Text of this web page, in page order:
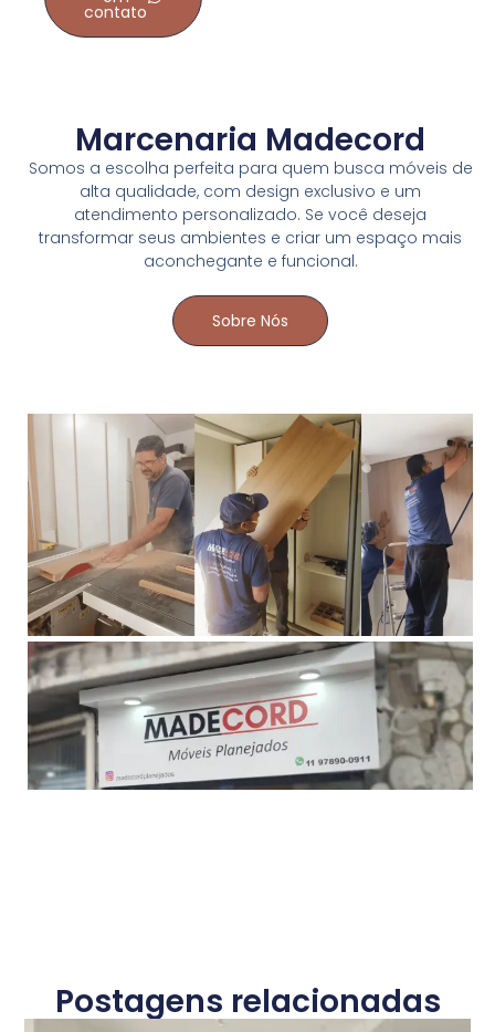
contato
Marcenaria Madecord
Somos a escolha perfeita para quem busca móveis de
alta qualidade, com design exclusivo e um
atendimento personalizado. Se você deseja
transformar seus ambientes e criar um espaço mais
aconchegante e funcional.
Sobre Nós
Postagens relacionadas